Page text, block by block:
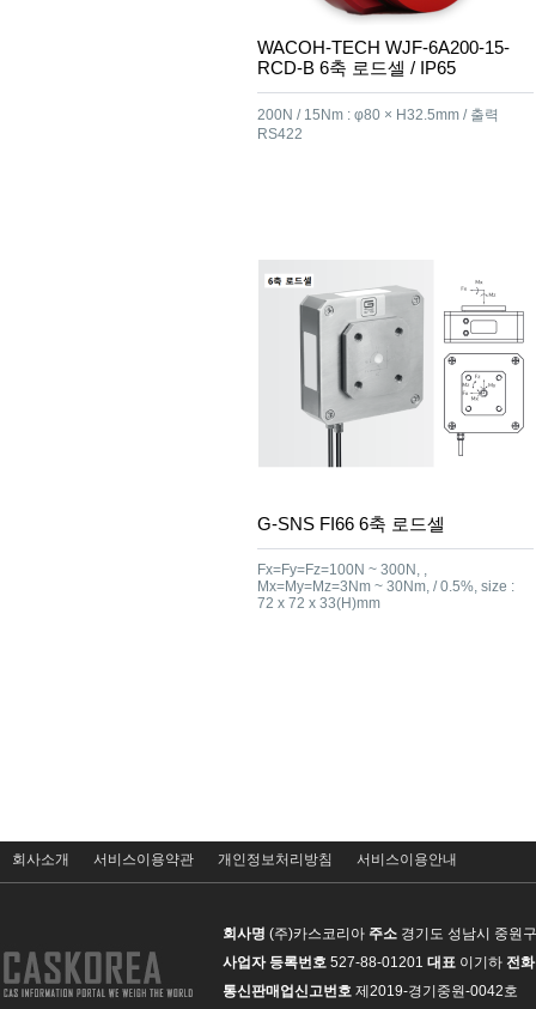
WACOH-TECH WJF-6A200-15-
RCD-B 6축 로드셀 / IP65
200N / 15Nm : φ80 × H32.5mm / 출력
RS422
G-SNS FI66 6축 로드셀
Fx=Fy=Fz=100N ~ 300N, ,
Mx=My=Mz=3Nm ~ 30Nm, / 0.5%, size :
72 x 72 x 33(H)mm
회사소개 서비스이용약관 개인정보처리방침 서비스이용안내
회사명 (주)카스코리아 주소 경기도 성남시 중원
사업자 등록번호 527-88-01201 대표 이기하 전화
통신판매업신고번호 제2019-경기중원-0042호